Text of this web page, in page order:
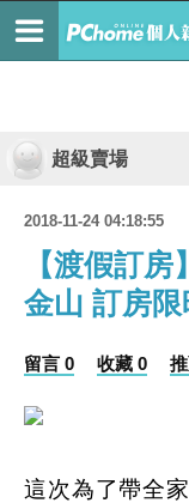
超級賣場
2018-11-24 04:18:55
【渡假訂
金山 訂房
留言 0 收藏 0
這次為了帶全